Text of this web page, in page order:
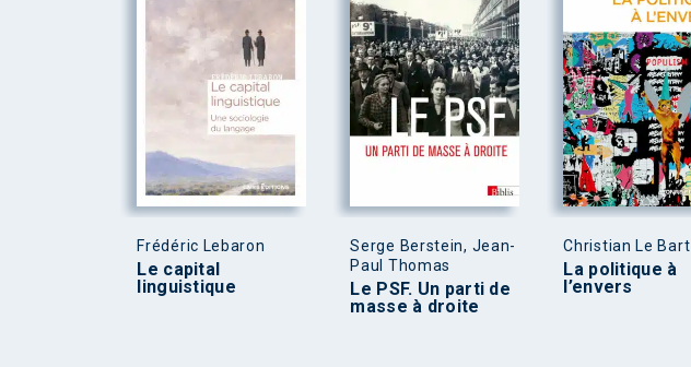
Frédéric Lebaron
Le capital
linguistique
Serge Berstein, Jean-
Paul Thomas
Le PSF. Un parti de
masse à droite
Christian Le Bart
La politique à
l’envers